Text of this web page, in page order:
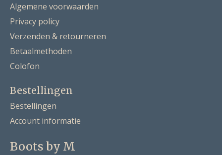
Algemene voorwaarden
Privacy policy
Verzenden & retourneren
Betaalmethoden
Colofon
Bestellingen
Bestellingen
Account informatie
Boots by M